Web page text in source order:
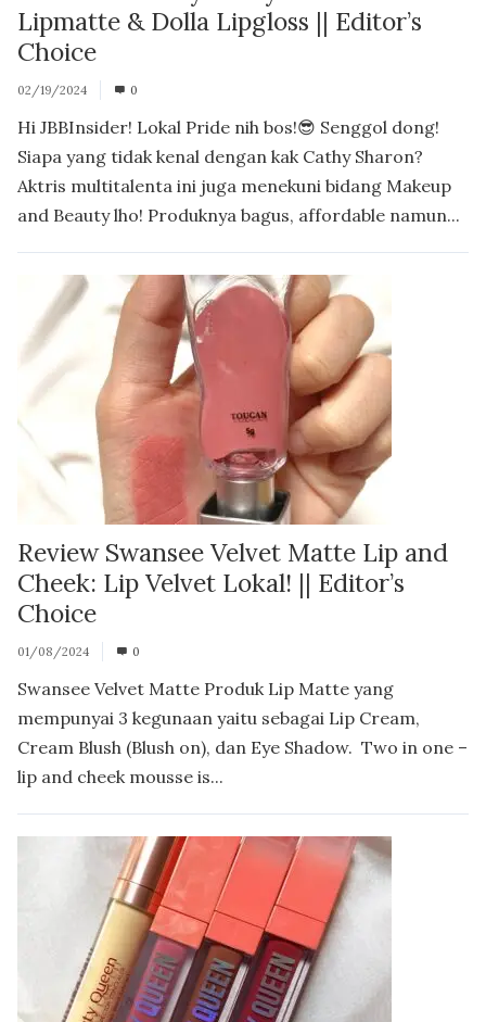
Lipmatte & Dolla Lipgloss || Editor’s
Choice
02/19/2024 0
Hi JBBInsider! Lokal Pride nih bos!😎 Senggol dong!
Siapa yang tidak kenal dengan kak Cathy Sharon?
Aktris multitalenta ini juga menekuni bidang Makeup
and Beauty lho! Produknya bagus, affordable namun...
Review Swansee Velvet Matte Lip and
Cheek: Lip Velvet Lokal! || Editor’s
Choice
01/08/2024 0
Swansee Velvet Matte Produk Lip Matte yang
mempunyai 3 kegunaan yaitu sebagai Lip Cream,
Cream Blush (Blush on), dan Eye Shadow. Two in one –
lip and cheek mousse is...